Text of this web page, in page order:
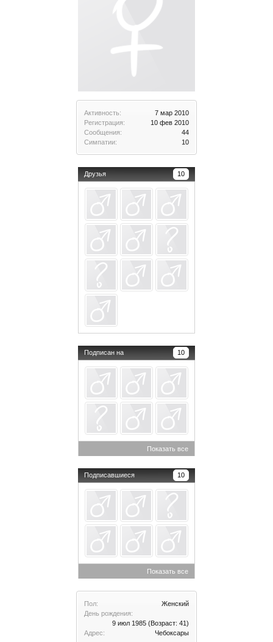
Активность:
7 мар 2010
Регистрация:
10 фев 2010
Сообщения:
44
Симпатии:
10
Друзья 10
Подписан на 10
Показать все
Подписавшиеся 10
Показать все
Пол:
Женский
День рождения:
9 июл 1985 (Возраст: 41)
Адрес:
Чебоксары